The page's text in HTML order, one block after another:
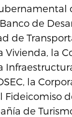
de
de
Vivienda, la
la
Fideicomiso
de